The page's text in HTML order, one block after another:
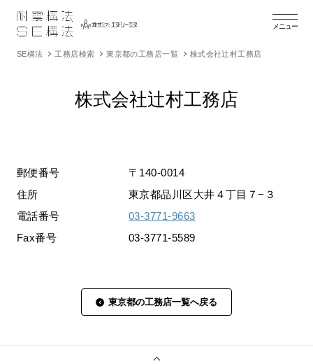
メニュー
SE構法 工務店検索 東京都の工務店一覧 株式会社辻村工務店
株式会社辻村工務店
郵便番号
〒140-0014
住所
東京都品川区大井４丁目７−３
電話番号
03-3771-9663
Fax番号
03-3771-5589
東京都の工務店一覧へ戻る